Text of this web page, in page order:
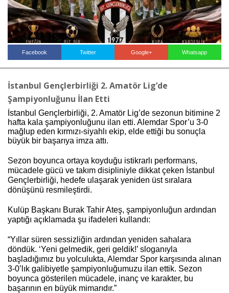
Facebook Twitter Google+ Whatsapp
İstanbul Gençlerbirliği 2. Amatör Lig’de
Şampiyonluğunu İlan Etti
İstanbul Gençlerbirliği, 2. Amatör Lig’de sezonun bitimine 2
hafta kala şampiyonluğunu ilan etti. Alemdar Spor’u 3-0
mağlup eden kırmızı-siyahlı ekip, elde ettiği bu sonuçla
büyük bir başarıya imza attı.
Sezon boyunca ortaya koyduğu istikrarlı performans,
mücadele gücü ve takım disipliniyle dikkat çeken İstanbul
Gençlerbirliği, hedefe ulaşarak yeniden üst sıralara
dönüşünü resmileştirdi.
Kulüp Başkanı Burak Tahir Ateş, şampiyonluğun ardından
yaptığı açıklamada şu ifadeleri kullandı:
“Yıllar süren sessizliğin ardından yeniden sahalara
döndük. ‘Yeni gelmedik, geri geldik!’ sloganıyla
başladığımız bu yolculukta, Alemdar Spor karşısında alınan
3-0’lık galibiyetle şampiyonluğumuzu ilan ettik. Sezon
boyunca gösterilen mücadele, inanç ve karakter, bu
başarının en büyük mimarıdır.”
KÜNYE
İLETİŞİM